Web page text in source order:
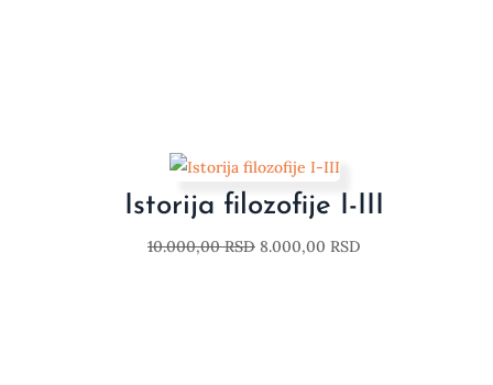
Istorija filozofije I-III
10.000,00RSD 8.000,00 RSD